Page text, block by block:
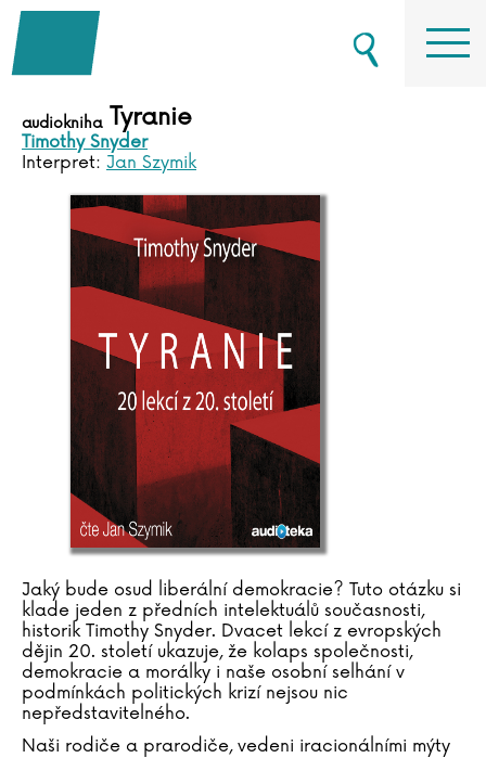
audiokniha Tyranie
Timothy Snyder
Interpret: Jan Szymik
Jaký bude osud liberální demokracie? Tuto otázku si
klade jeden z předních intelektuálů současnosti,
historik Timothy Snyder. Dvacet lekcí z evropských
dějin 20. století ukazuje, že kolaps společnosti,
demokracie a morálky i naše osobní selhání v
podmínkách politických krizí nejsou nic
nepředstavitelného.
Naši rodiče a prarodiče, vedeni iracionálními mýty